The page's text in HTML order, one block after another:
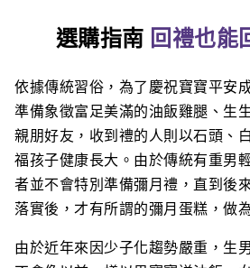
選購指南 回禮也能
依據傳統習俗，為了慶祝寶寶平安
準備象徵富足美滿的油飯雞腿、生
親朋好友，收到禮的人則以石頭、
福孩子健康長大。由於傳統有重男
者並不會特別準備彌月禮，直到後
落實後，才有所謂的彌月蛋糕，做
由於近年來因少子化趨勢嚴重，生